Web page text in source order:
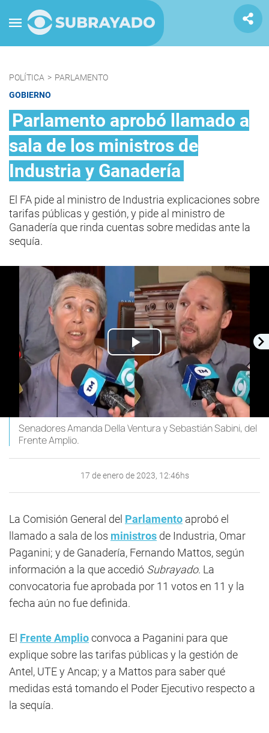
POLÍTICA > PARLAMENTO
GOBIERNO
Parlamento aprobó llamado a
sala de los ministros de
Industria y Ganadería
El FA pide al ministro de Industria explicaciones sobre
tarifas públicas y gestión, y pide al ministro de
Ganadería que rinda cuentas sobre medidas ante la
sequía.
Play
Video
Senadores Amanda Della Ventura y Sebastián Sabini, del
Frente Amplio.
17 de enero de 2023, 12:46hs
La Comisión General del Parlamento aprobó el
llamado a sala de los ministros de Industria, Omar
Paganini; y de Ganadería, Fernando Mattos, según
información a la que accedió Subrayado. La
convocatoria fue aprobada por 11 votos en 11 y la
fecha aún no fue definida.
El Frente Amplioconvoca a Paganini para que
explique sobre las tarifas públicas y la gestión de
Antel, UTE y Ancap; y a Mattos para saber qué
medidas está tomando el Poder Ejecutivo respecto a
la sequía.